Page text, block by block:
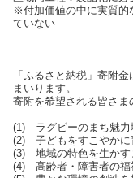
※付加価値の中に実質的
ていない
「ふるさと納税」寄附
まいります。
寄附を希望される皆さま
(1) ラグビーのまち魅力
(2) 子どもをすこやかに
(3) 地域の特色を生かす
(4) 高齢者・障害者の福